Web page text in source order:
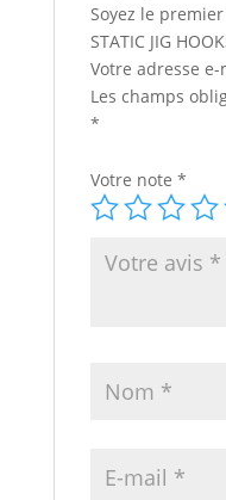
Soyez le
STATIC JIG
Votre adresse
Les champs
*
Votre note *